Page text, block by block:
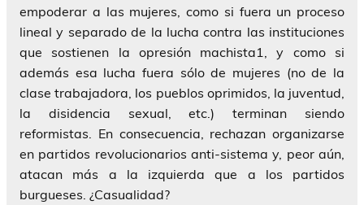
empoderar a las mujeres, como si fuera un proceso
lineal y separado de la lucha contra las instituciones
que sostienen la opresión machista1, y como si
además esa lucha fuera sólo de mujeres (no de la
clase trabajadora, los pueblos oprimidos, la juventud,
la disidencia sexual, etc.) terminan siendo
reformistas. En consecuencia, rechazan organizarse
en partidos revolucionarios anti-sistema y, peor aún,
atacan más a la izquierda que a los partidos
burgueses. ¿Casualidad?